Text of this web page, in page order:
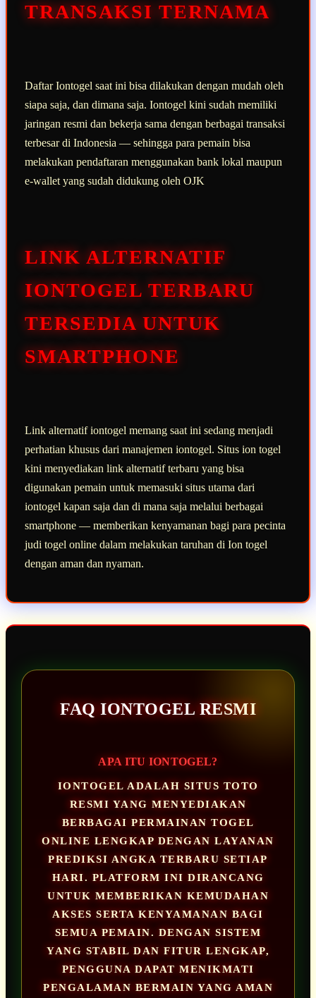
TRANSAKSI TERNAMA
Daftar Iontogel saat ini bisa dilakukan dengan mudah oleh
siapa saja, dan dimana saja. Iontogel kini sudah memiliki
jaringan resmi dan bekerja sama dengan berbagai transaksi
terbesar di Indonesia — sehingga para pemain bisa
melakukan pendaftaran menggunakan bank lokal maupun
e-wallet yang sudah didukung oleh OJK
LINK ALTERNATIF
IONTOGEL TERBARU
TERSEDIA UNTUK
SMARTPHONE
Link alternatif iontogel memang saat ini sedang menjadi
perhatian khusus dari manajemen iontogel. Situs ion togel
kini menyediakan link alternatif terbaru yang bisa
digunakan pemain untuk memasuki situs utama dari
iontogel kapan saja dan di mana saja melalui berbagai
smartphone — memberikan kenyamanan bagi para pecinta
judi togel online dalam melakukan taruhan di Ion togel
dengan aman dan nyaman.
FAQ IONTOGEL RESMI
APA ITU IONTOGEL?
IONTOGEL ADALAH SITUS TOTO
RESMI YANG MENYEDIAKAN
BERBAGAI PERMAINAN TOGEL
ONLINE LENGKAP DENGAN LAYANAN
PREDIKSI ANGKA TERBARU SETIAP
HARI. PLATFORM INI DIRANCANG
UNTUK MEMBERIKAN KEMUDAHAN
AKSES SERTA KENYAMANAN BAGI
SEMUA PEMAIN. DENGAN SISTEM
YANG STABIL DAN FITUR LENGKAP,
PENGGUNA DAPAT MENIKMATI
PENGALAMAN BERMAIN YANG AMAN